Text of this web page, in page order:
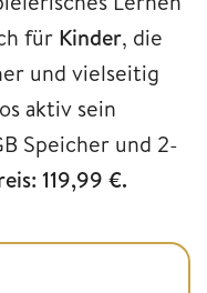
für Kinder, die
und vielseitig
aktiv sein
Speicher und 2-
119,99 €.